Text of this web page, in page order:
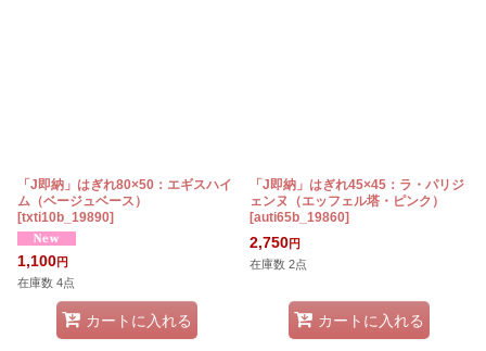
「J即納」はぎれ80×50：エギスハイ
ム（ベージュベース）
[txti10b_19890]
1,100円
在庫数 4点
カートに入れる
「J即納」はぎれ45×45：ラ・パリジ
ェンヌ（エッフェル塔・ピンク）
[auti65b_19860]
2,750円
在庫数 2点
カートに入れる